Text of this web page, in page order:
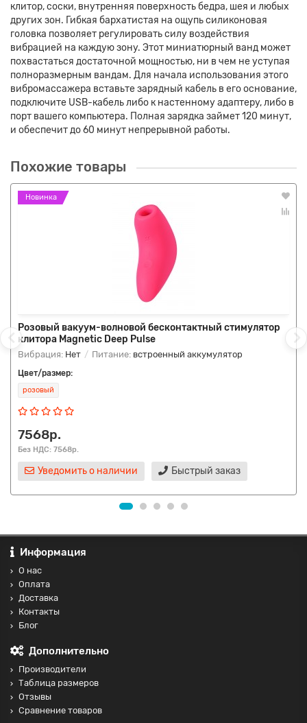
клитор, соски, внутренняя поверхность бедра, шея и любых
других зон. Гибкая бархатистая на ощупь силиконовая
головка позволяет регулировать силу воздействия
вибрацией на каждую зону. Этот миниатюрный ванд может
похвастаться достаточной мощностью, ни в чем не уступая
полноразмерным вандам. Для начала использования этого
вибромассажера вставьте зарядный кабель в его основание,
подключите USB-кабель либо к настенному адаптеру, либо в
порт вашего компьютера. Полная зарядка займет 120 минут,
и обеспечит до 60 минут непрерывной работы.
Похожие товары
Новинка
Розовый вакуум-волновой бесконтактный стимулятор
клитора Magnetic Deep Pulse
Вибрация: Нет Питание: встроенный аккумулятор
Цвет/размер:
розовый
7568р.
Без НДС: 7568р.
Уведомить о наличии Быстрый заказ
Информация
О нас
Оплата
Доставка
Контакты
Блог
Дополнительно
Производители
Таблица размеров
Отзывы
Сравнение товаров